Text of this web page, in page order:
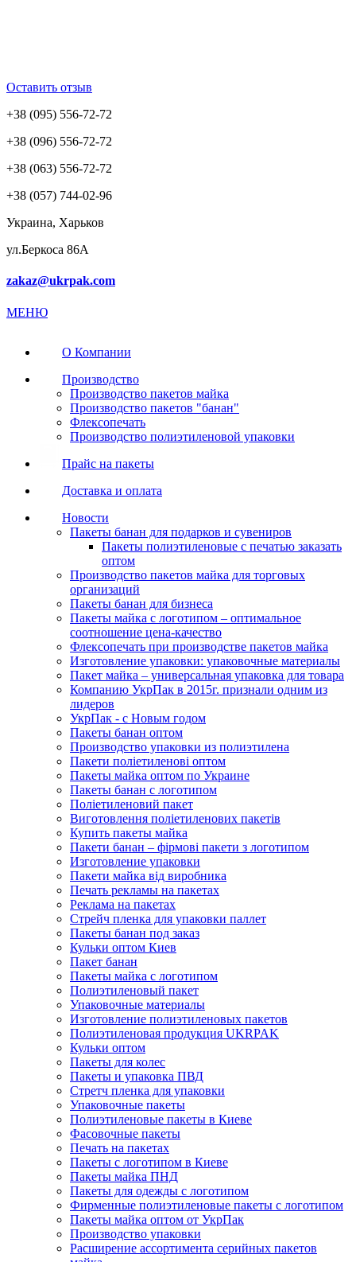
Оставить отзыв
+38 (095) 556-72-72
+38 (096) 556-72-72
+38 (063) 556-72-72
+38 (057) 744-02-96
Украина, Харьков
ул.Беркоса 86А
zakaz@ukrpak.com
МЕНЮ
О Компании
Производство
Производство пакетов майка
Производство пакетов "банан"
Флексопечать
Производство полиэтиленовой упаковки
Прайс на пакеты
Доставка и оплата
Новости
Пакеты банан для подарков и сувениров
Пакеты полиэтиленовые с печатью заказать
оптом
Производство пакетов майка для торговых
организаций
Пакеты банан для бизнеса
Пакеты майка с логотипом – оптимальное
соотношение цена-качество
Флексопечать при производстве пакетов майка
Изготовление упаковки: упаковочные материалы
Пакет майка – универсальная упаковка для товара
Компанию УкрПак в 2015г. признали одним из
лидеров
УкрПак - с Новым годом
Пакеты банан оптом
Производство упаковки из полиэтилена
Пакети поліетиленові оптом
Пакеты майка оптом по Украине
Пакеты банан с логотипом
Поліетиленовий пакет
Виготовлення поліетиленових пакетів
Купить пакеты майка
Пакети банан – фірмові пакети з логотипом
Изготовление упаковки
Пакети майка від виробника
Печать рекламы на пакетах
Реклама на пакетах
Стрейч пленка для упаковки паллет
Пакеты банан под заказ
Кульки оптом Киев
Пакет банан
Пакеты майка с логотипом
Полиэтиленовый пакет
Упаковочные материалы
Изготовление полиэтиленовых пакетов
Полиэтиленовая продукция UKRPAK
Кульки оптом
Пакеты для колес
Пакеты и упаковка ПВД
Стретч пленка для упаковки
Упаковочные пакеты
Полиэтиленовые пакеты в Киеве
Фасовочные пакеты
Печать на пакетах
Пакеты с логотипом в Киеве
Пакеты майка ПНД
Пакеты для одежды с логотипом
Фирменные полиэтиленовые пакеты с логотипом
Пакеты майка оптом от УкрПак
Производство упаковки
Расширение ассортимента серийных пакетов